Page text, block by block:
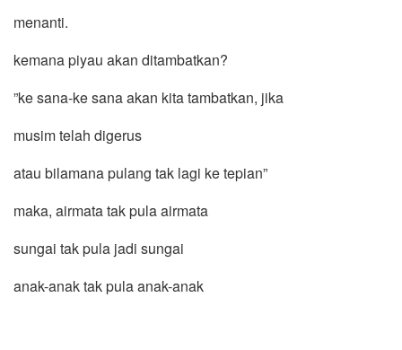
menanti.
kemana piyau akan ditambatkan?
”ke sana-ke sana akan kita tambatkan, jika
musim telah digerus
atau bilamana pulang tak lagi ke tepian”
maka, airmata tak pula airmata
sungai tak pula jadi sungai
anak-anak tak pula anak-anak